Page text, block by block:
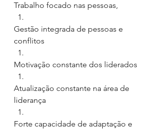
Trabalho focado nas pessoas,
Gestão integrada de pessoas e
conflitos
Motivação constante dos liderados
Atualização constante na área de
liderança
Forte capacidade de adaptação e